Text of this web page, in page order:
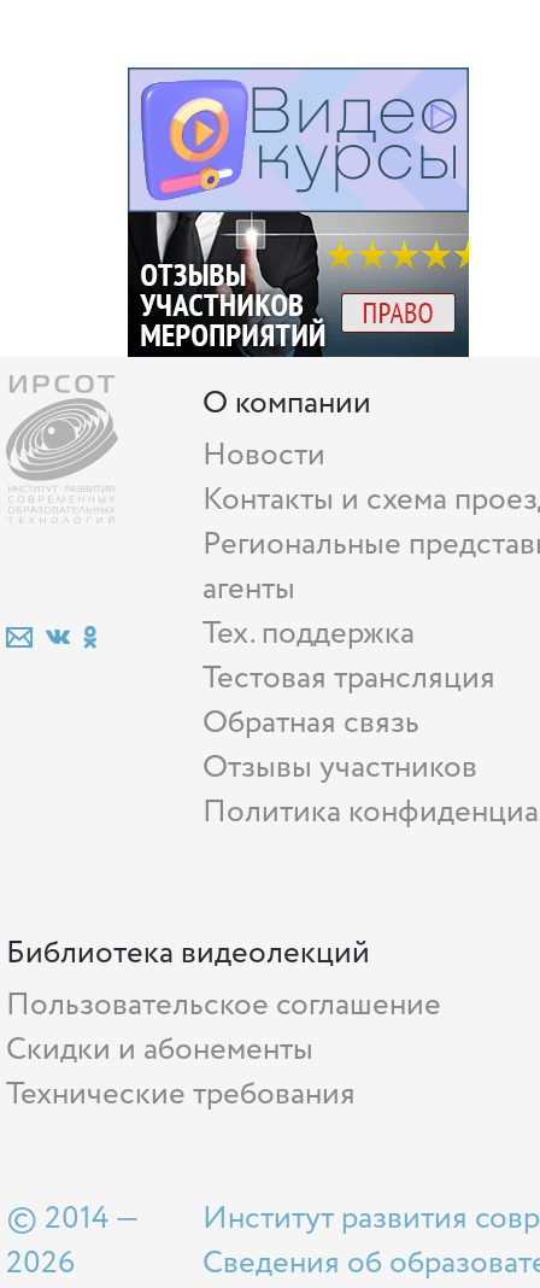
О компании
Новости
Контакты и схема
Региональные
агенты
Тех. поддержка
Тестовая трансляция
Обратная связь
Отзывы участников
Политика
Библиотека видеолекций
Пользовательское соглашение
Скидки и абонементы
Технические требования
© 2014 —
2026
Институт развития
Сведения об